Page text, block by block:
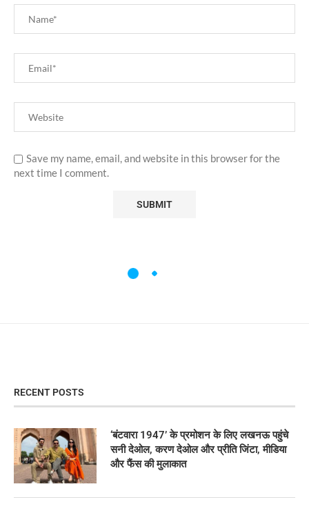
Save my name, email, and website in this browser for the
next time I comment.
RECENT POSTS
‘बंटवारा 1947’ के प्रमोशन के लिए लखनऊ पहुंचे
सनी देओल, करण देओल और प्रीति जिंटा, मीडिया
और फैंस की मुलाकात